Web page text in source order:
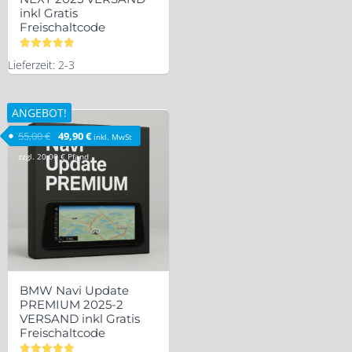
inkl Gratis
Freischaltcode
mit
5.00
Lieferzeit: 2-3
ANGEBOT!
BMW Navi Update
PREMIUM 2025-2
VERSAND inkl Gratis
Freischaltcode
55,00€ Ursprünglicher Preis war: 55,00 €
49,90€Aktueller Preis ist: 49,90 €.
inkl. MwSt
zzgl. 20,00 € Pfand